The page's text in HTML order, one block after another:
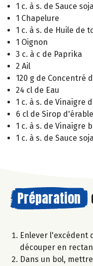
1 c. à s. de Sauce soja
1 Chapelure
1 c. à s. de Huile de
1 Oignon
3 c. à c de Paprika
2 Ail
120 g de Concentré
24 cl de Eau
1 c. à s. de Vinaigre
6 cl de Sirop d'érable
1 c. à s. de Vinaigre
1 c. à s. de Sauce soja
Préparation
Enlever l'excédent
découper en
Dans un bol,